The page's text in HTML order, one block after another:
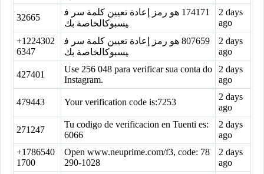
32665
‏174171‏ هو رمز إعادة تعيين كلمة سر ف
يسبوكالخاصة بك
2 days
ago
+1224302
6347
‏807659‏ هو رمز إعادة تعيين كلمة سر ف
يسبوكالخاصة بك
2 days
ago
427401
Use 256 048 para verificar sua conta do
Instagram.
2 days
ago
479443 Your verification code is:7253
2 days
ago
271247
Tu codigo de verificacion en Tuenti es:
6066
2 days
ago
+1786540
1700
Open www.neuprime.com/f3, code: 78
290-1028
2 days
ago